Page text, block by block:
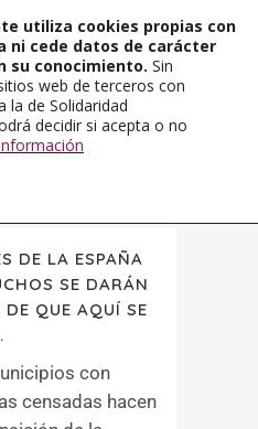
DE LA ESPAÑA
SE DARÁN
QUE AQUÍ SE
con
censadas hacen
utiliza cookies propias con
ni cede datos de carácter
su conocimiento. Sin
web de terceros con
la de Solidaridad
decidir si acepta o no